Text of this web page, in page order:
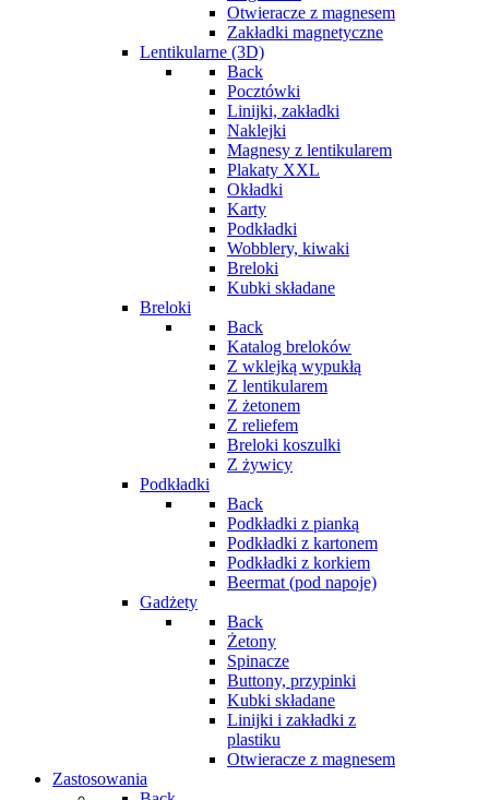
Otwieracze z magnesem
Zakładki magnetyczne
Lentikularne (3D)
Back
Pocztówki
Linijki, zakładki
Naklejki
Magnesy z lentikularem
Plakaty XXL
Okładki
Karty
Podkładki
Wobblery, kiwaki
Breloki
Kubki składane
Breloki
Back
Katalog breloków
Z wklejką wypukłą
Z lentikularem
Z żetonem
Z reliefem
Breloki koszulki
Z żywicy
Podkładki
Back
Podkładki z pianką
Podkładki z kartonem
Podkładki z korkiem
Beermat (pod napoje)
Gadżety
Back
Żetony
Spinacze
Buttony, przypinki
Kubki składane
Linijki i zakładki z
plastiku
Otwieracze z magnesem
Zastosowania